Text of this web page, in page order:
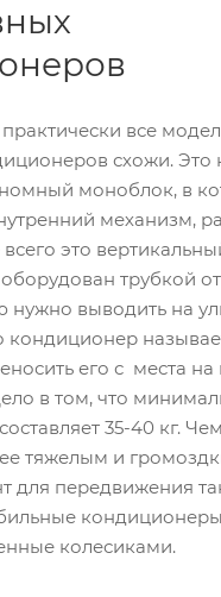
все
схожи. Это
моноблок, в
механизм,
это
трубкой
нужно выводить на
кондиционер
его с места на
в том, что
35-40 кг.
тяжелым и
для передвижения
колесиками.